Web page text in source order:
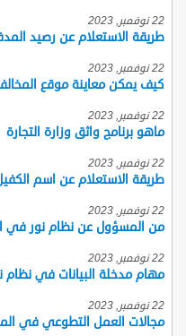
22 نوفمبر, 2023
طريقة الاستعلام عن رصيد
22 نوفمبر, 2023
كيف يمكن معاينة موقع
22 نوفمبر, 2023
ماهو برنامج واثق وزارة التجارة
22 نوفمبر, 2023
طريقة الاستعلام عن اسم
22 نوفمبر, 2023
من المسؤول عن نظام نور في
22 نوفمبر, 2023
مهام مدخلة البيانات في نظام
22 نوفمبر, 2023
مجالات العمل التطوعي في